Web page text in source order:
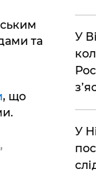
та
, що
​У
​У